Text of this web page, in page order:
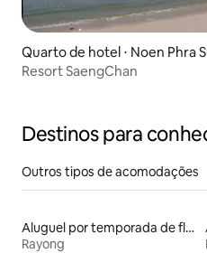
Quarto de hotel ⋅ Noen Phra
Resort SaengChan
Destinos para
Outros tipos de acomodações
Aluguel por temporada de flats
Rayong